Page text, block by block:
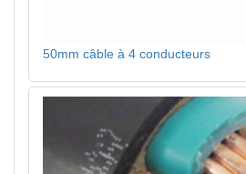
50mm câble à 4 conducteurs